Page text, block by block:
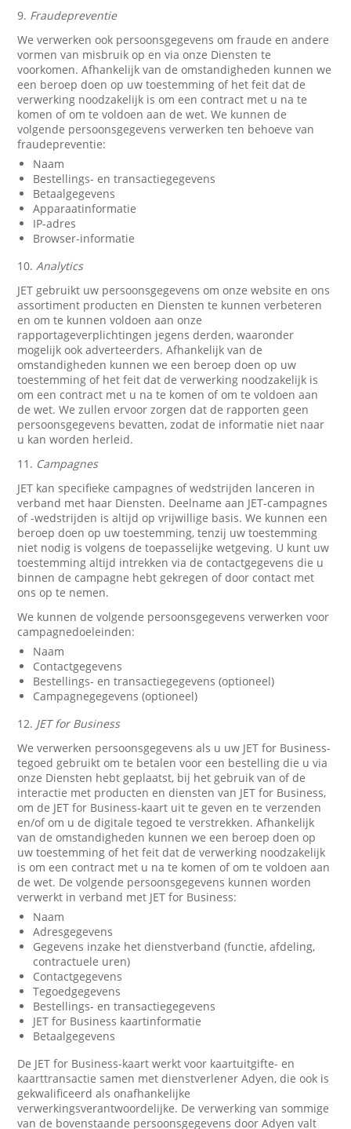
9. Fraudepreventie
We verwerken ook persoonsgegevens om fraude en andere
vormen van misbruik op en via onze Diensten te
voorkomen. Afhankelijk van de omstandigheden kunnen we
een beroep doen op uw toestemming of het feit dat de
verwerking noodzakelijk is om een contract met u na te
komen of om te voldoen aan de wet. We kunnen de
volgende persoonsgegevens verwerken ten behoeve van
fraudepreventie:
Naam
Bestellings- en transactiegegevens
Betaalgegevens
Apparaatinformatie
IP-adres
Browser-informatie
10.Analytics
JET gebruikt uw persoonsgegevens om onze website en ons
assortiment producten en Diensten te kunnen verbeteren
en om te kunnen voldoen aan onze
rapportageverplichtingen jegens derden, waaronder
mogelijk ook adverteerders. Afhankelijk van de
omstandigheden kunnen we een beroep doen op uw
toestemming of het feit dat de verwerking noodzakelijk is
om een contract met u na te komen of om te voldoen aan
de wet. We zullen ervoor zorgen dat de rapporten geen
persoonsgegevens bevatten, zodat de informatie niet naar
u kan worden herleid.
11. Campagnes
JET kan specifieke campagnes of wedstrijden lanceren in
verband met haar Diensten. Deelname aan JET-campagnes
of -wedstrijden is altijd op vrijwillige basis. We kunnen een
beroep doen op uw toestemming, tenzij uw toestemming
niet nodig is volgens de toepasselijke wetgeving. U kunt uw
toestemming altijd intrekken via de contactgegevens die u
binnen de campagne hebt gekregen of door contact met
ons op te nemen.
We kunnen de volgende persoonsgegevens verwerken voor
campagnedoeleinden:
Naam
Contactgegevens
Bestellings- en transactiegegevens (optioneel)
Campagnegegevens (optioneel)
12. JET for Business
We verwerken persoonsgegevens als u uw JET for Business-
tegoed gebruikt om te betalen voor een bestelling die u via
onze Diensten hebt geplaatst, bij het gebruik van of de
interactie met producten en diensten van JET for Business,
om de JET for Business-kaart uit te geven en te verzenden
en/of om u de digitale tegoed te verstrekken. Afhankelijk
van de omstandigheden kunnen we een beroep doen op
uw toestemming of het feit dat de verwerking noodzakelijk
is om een contract met u na te komen of om te voldoen aan
de wet. De volgende persoonsgegevens kunnen worden
verwerkt in verband met JET for Business:
Naam
Adresgegevens
Gegevens inzake het dienstverband (functie, afdeling,
contractuele uren)
Contactgegevens
Tegoedgegevens
Bestellings- en transactiegegevens
JET for Business kaartinformatie
Betaalgegevens
De JET for Business-kaart werkt voor kaartuitgifte- en
kaarttransactie samen met dienstverlener Adyen, die ook is
gekwalificeerd als onafhankelijke
verwerkingsverantwoordelijke. De verwerking van sommige
van de bovenstaande persoonsgegevens door Adyen valt